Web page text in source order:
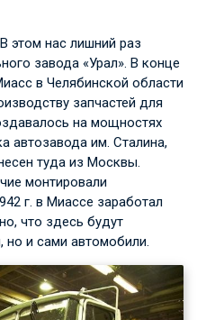
этом нас лишний раз
завода «Урал». В конце
в Челябинской области
запчастей для
на мощностях
автозавода им. Сталина,
туда из Москвы.
монтировали
г. в Миассе заработал
что здесь будут
но и сами автомобили.